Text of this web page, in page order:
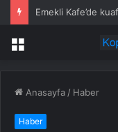
Emekli Kafe’de
Menü
Anasayfa / Haber
Haber